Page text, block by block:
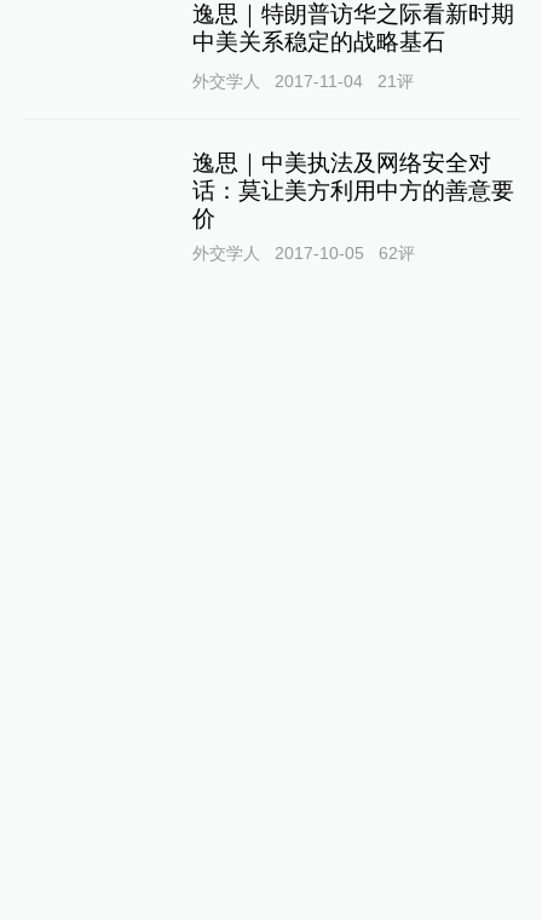
逸思｜特朗普访华之际看新时期
中美关系稳定的战略基石
外交学人 2017-11-04 21评
逸思｜中美执法及网络安全对
话：莫让美方利用中方的善意要
价
外交学人 2017-10-05 62评